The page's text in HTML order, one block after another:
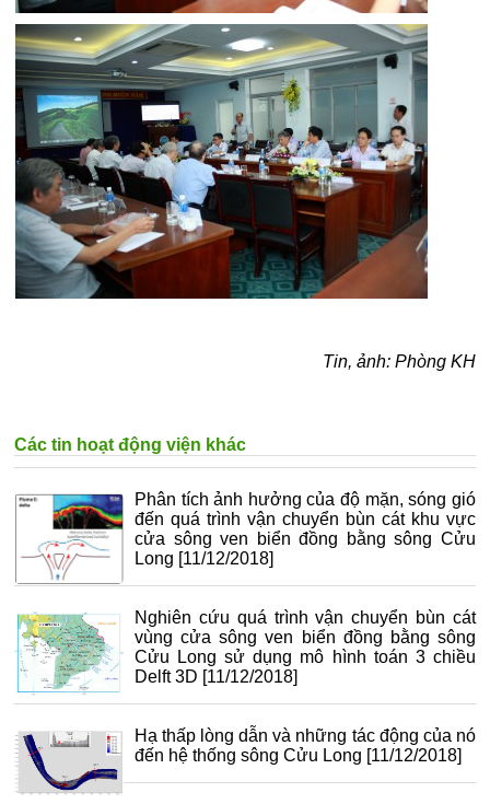
Tin, ảnh: Phòng KH
Các tin hoạt động viện khác
Phân tích ảnh hưởng của độ mặn, sóng gió
đến quá trình vận chuyển bùn cát khu vực
cửa sông ven biển đồng bằng sông Cửu
Long [11/12/2018]
Nghiên cứu quá trình vận chuyển bùn cát
vùng cửa sông ven biển đồng bằng sông
Cửu Long sử dụng mô hình toán 3 chiều
Delft 3D [11/12/2018]
Hạ thấp lòng dẫn và những tác động của nó
đến hệ thống sông Cửu Long [11/12/2018]